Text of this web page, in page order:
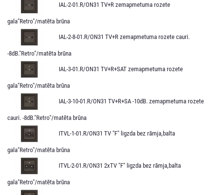
IAL-2-01.R/ON31 TV+R zemapmetuma rozete
gala"Retro"/matēta brūna
IAL-2-8-01.R/ON31 TV+R zemapmetuma rozete cauri.
-8dB."Retro"/matēta brūna
IAL-3-01.R/ON31 TV+R+SAT zemapmetuma rozete
gala"Retro"/matēta brūna
IAL-3-10-01.R/ON31 TV+R+SA -10dB. zemapmetuma rozete
cauri. -8dB."Retro"/matēta brūna
ITVL-1-01.R/ON31 TV "F" ligzda bez rāmja,balta
gala"Retro"/matēta brūna
ITVL-2-01.R/ON31 2xTV "F" ligzda bez rāmja,balta
gala"Retro"/matēta brūna